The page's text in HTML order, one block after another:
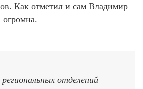
Как отметил и сам Владимир
отделений